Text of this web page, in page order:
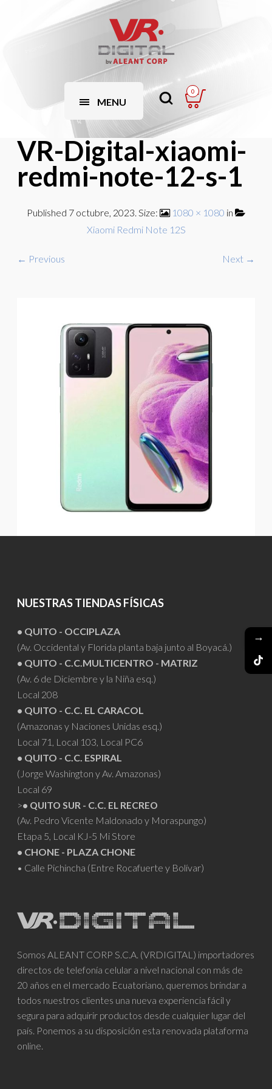
MENU
0
VR-Digital-xiaomi-
redmi-note-12-s-1
Published 7 octubre, 2023. Size: 1080 × 1080 in
Xiaomi Redmi Note 12S
← Previous Next →
NUESTRAS TIENDAS FÍSICAS
• QUITO - OCCIPLAZA
(Av. Occidental y Florida planta baja junto al Boyacá.)
• QUITO - C.C.MULTICENTRO - MATRIZ
(Av. 6 de Diciembre y la Niña esq.)
Local 208
• QUITO - C.C. EL CARACOL
(Amazonas y Naciones Unidas esq.)
Local 71, Local 103, Local PC6
• QUITO - C.C. ESPIRAL
(Jorge Washington y Av. Amazonas)
Local 69
>• QUITO SUR - C.C. EL RECREO
(Av. Pedro Vicente Maldonado y Moraspungo)
Etapa 5, Local KJ-5 Mi Store
• CHONE - PLAZA CHONE
• Calle Pichincha (Entre Rocafuerte y Bolívar)
Somos ALEANT CORP S.C.A. (VRDIGITAL) importadores
directos de telefonía celular a nivel nacional con más de
20 años en el mercado Ecuatoriano, queremos brindar a
todos nuestros clientes una nueva experiencia fácil y
segura para adquirir productos desde cualquier lugar del
país. Ponemos a su disposición esta renovada plataforma
online.
→